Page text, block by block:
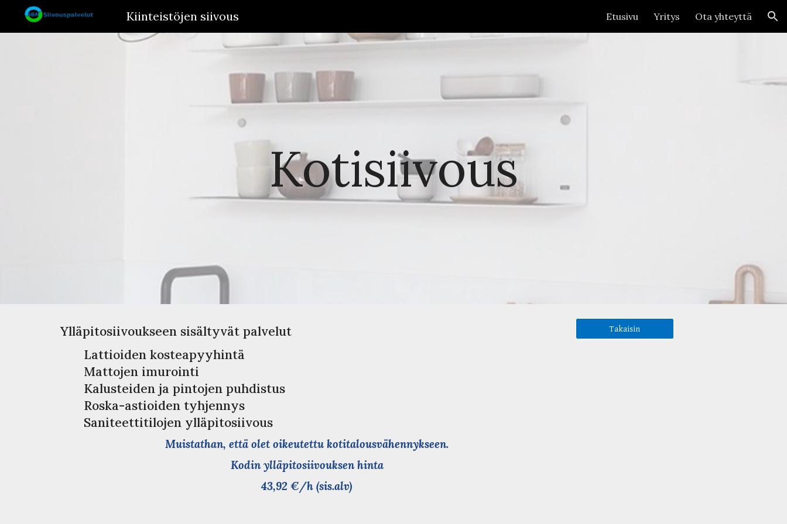
Kiinteistöjen siivous Etusivu Yritys Ota yhteyttä
Kotisiivous
Ylläpitosiivoukseen sisältyvät palvelut
Lattioiden kosteapyyhintä
Mattojen imurointi
Kalusteiden ja pintojen puhdistus
Roska-astioiden tyhjennys
Saniteettitilojen ylläpitosiivous
Muistathan, että olet oikeutettu kotitalousvähennykseen.
Kodin ylläpitosiivouksen hinta
43,92 €/h (sis.alv)
Takaisin